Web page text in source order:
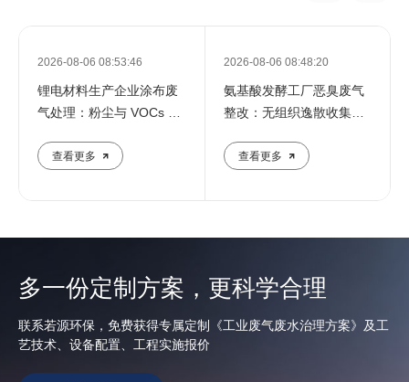
2026-08-06 08:53:46
锂电材料生产企业涂布废
气处理：粉尘与 VOCs 共
查看更多
2026-08-06 08:48:20
氨基酸发酵工厂恶臭废气
整改：无组织逸散收集与
查看更多
多一份定制方案，更科学合理
联系若源环保，免费获得专属定制《工业废气废水治理方案》及工
艺技术、设备配置、工程实施报价